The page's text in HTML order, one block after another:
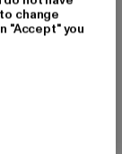
change
"Accept" you